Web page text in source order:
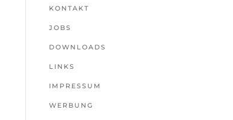
KONTAKT
JOBS
DOWNLOADS
LINKS
IMPRESSUM
WERBUNG